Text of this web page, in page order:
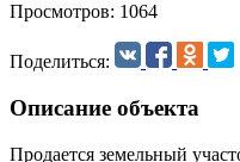
Просмотров: 1064
Поделиться:
Описание объекта
Продается земельный